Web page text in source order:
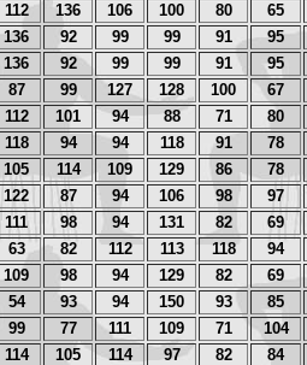
112 136 106 100 80 65
136 92 99 99 91 95
136 92 99 99 91 95
87 99 127 128 100 67
112 101 94 88 71 80
118 94 94 118 91 78
105 114 109 129 86 78
122 87 94 106 98 97
111 98 94 131 82 69
63 82 112 113 118 94
109 98 94 129 82 69
54 93 94 150 93 85
99 77 111 109 71 104
114 105 114 97 82 84